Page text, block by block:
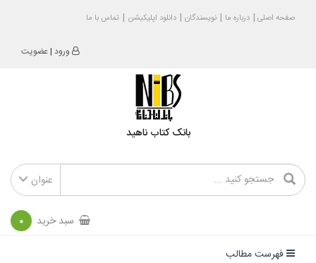
صفحه اصلی درباره ما نویسندگان دانلود اپلیکیشن تماس با ما
ورود |عضویت
بانک کتاب ناهید
عنوان
سبد خرید 0
فهرست مطالب